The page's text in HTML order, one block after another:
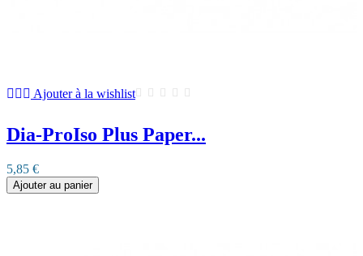
Ajouter à la wishlist
Dia-ProIso Plus Paper...
5,85 €
Ajouter au panier